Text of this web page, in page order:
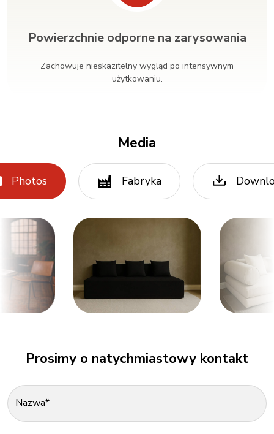
Powierzchnie odporne na zarysowania
Zachowuje nieskazitelny wygląd po intensywnym
użytkowaniu.
Media
Photos Fabryka
Prosimy o natychmiastowy kontakt
Nazwa*